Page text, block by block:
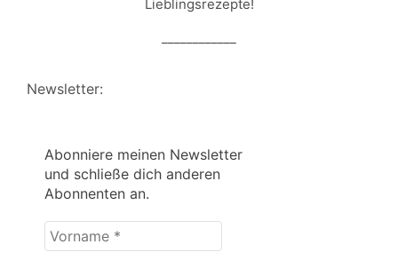
Lieblingsrezepte!
Newsletter:
Abonniere meinen Newsletter
und schließe dich anderen
Abonnenten an.
Vorname
*